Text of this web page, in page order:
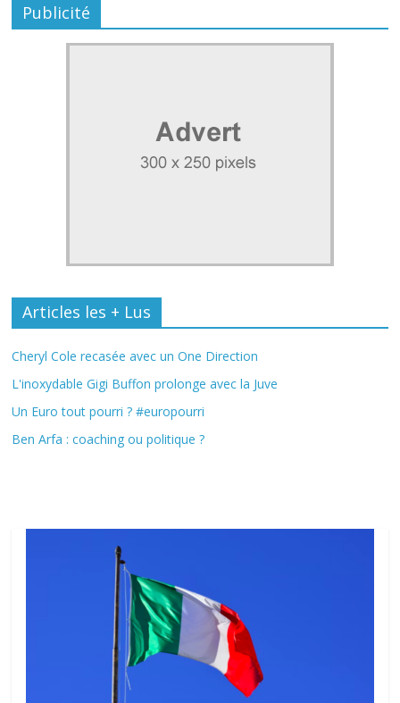
Publicité
Articles les + Lus
Cheryl Cole recasée avec un One Direction
L'inoxydable Gigi Buffon prolonge avec la Juve
Un Euro tout pourri ? #europourri
Ben Arfa : coaching ou politique ?